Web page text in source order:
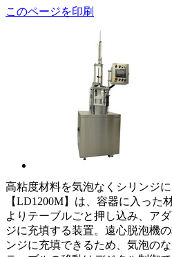
このページを印刷
高粘度材料を気泡なくシリンジ
【LD1200M】は、容器に入った
よりテーブルごと押し込み、ア
ジに充填する装置。遠心脱泡機
ンジに充填できるため、気泡の